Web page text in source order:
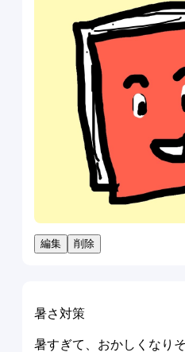
編集 削除
暑さ対策
暑すぎて、おかしくなり